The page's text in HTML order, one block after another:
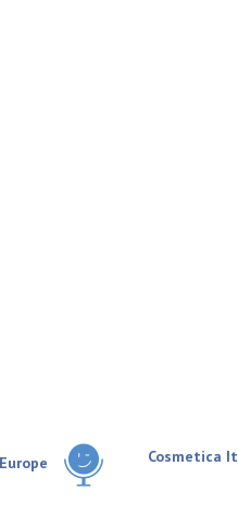
Cosmetica